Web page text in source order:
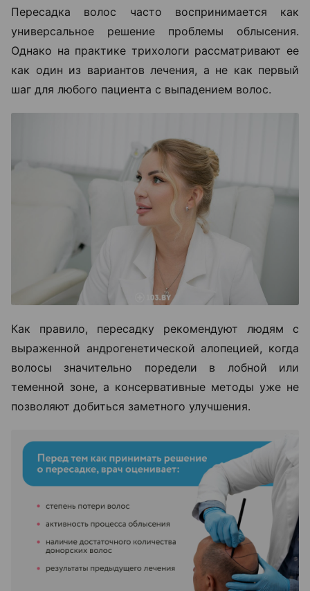
Пересадка волос часто воспринимается как
универсальное решение проблемы облысения.
Однако на практике трихологи рассматривают ее
как один из вариантов лечения, а не как первый
шаг для любого пациента с выпадением волос.
Как правило, пересадку рекомендуют людям с
выраженной андрогенетической алопецией, когда
волосы значительно поредели в лобной или
теменной зоне, а консервативные методы уже не
позволяют добиться заметного улучшения.